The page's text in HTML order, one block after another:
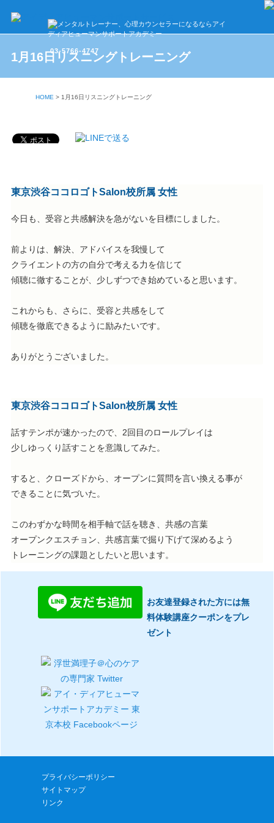
03-5766-4747
1月16日リスニングトレーニング
HOME > 1月16日リスニングトレーニング
東京渋谷ココロゴトSalon校所属 女性
今日も、受容と共感解決を急がないを目標にしました。
前よりは、解決、アドバイスを我慢して
クライエントの方の自分で考える力を信じて
傾聴に徹することが、少しずつでき始めていると思います。
これからも、さらに、受容と共感をして
傾聴を徹底できるように励みたいです。
ありがとうございました。
東京渋谷ココロゴトSalon校所属 女性
話すテンポが速かったので、2回目のロールプレイは
少しゆっくり話すことを意識してみた。
すると、クローズドから、オープンに質問を言い換える事が
できることに気づいた。
このわずかな時間を相手軸で話を聴き、共感の言葉
オープンクエスチョン、共感言葉で掘り下げて深めるよう
トレーニングの課題としたいと思います。
お友達登録された方には無
料体験講座クーポンをプレ
ゼント
プライバシーポリシー
サイトマップ
リンク